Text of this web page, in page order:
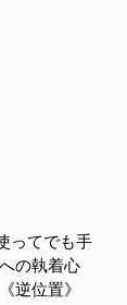
ってでも手
の執着心
逆位置》